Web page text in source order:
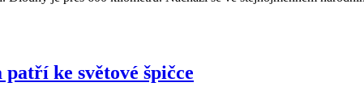
ke světové špičce